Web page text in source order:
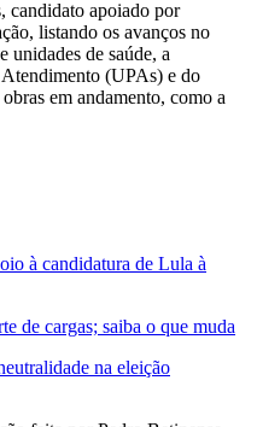
candidato apoiado por
listando os avanços no
unidades de saúde, a
(UPAs) e do
em andamento, como a
à candidatura de Lula à
de cargas; saiba o que muda
na eleição